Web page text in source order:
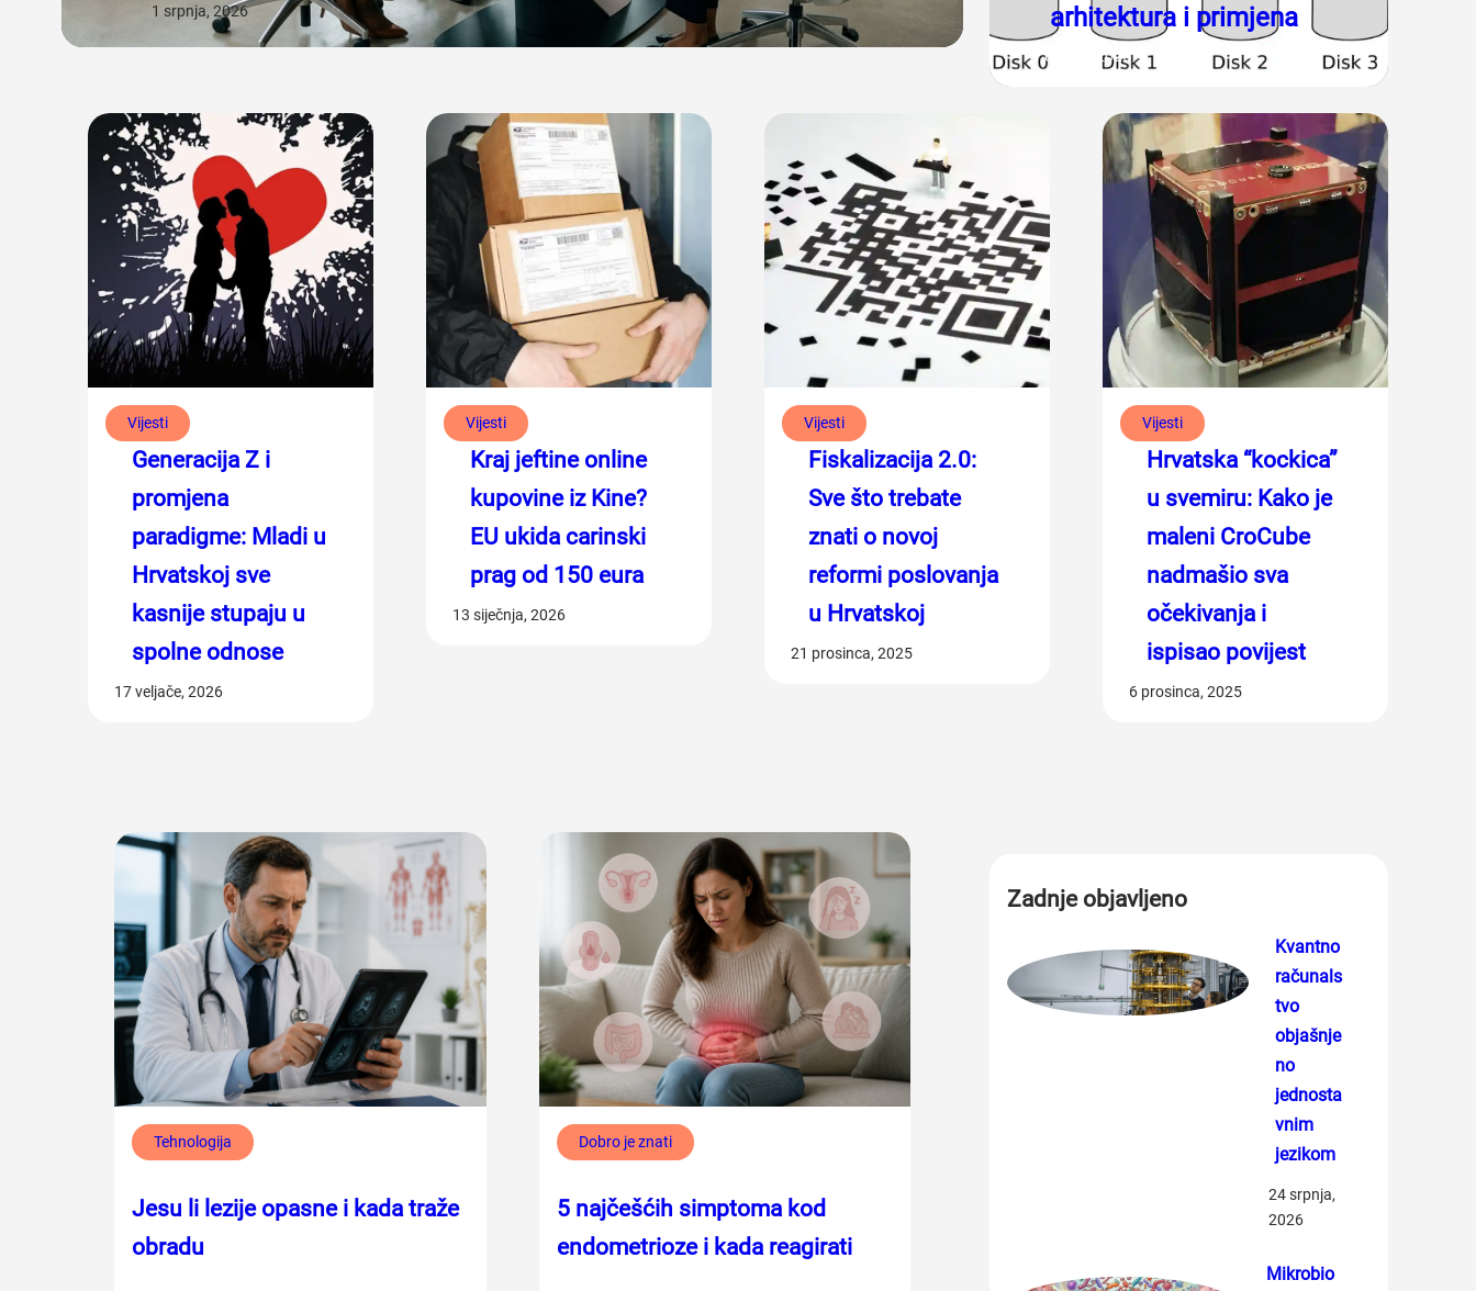
1 srpnja, 2026
arhitektura i primjena
1 ožujka, 2026
Vijesti
Generacija Z i
promjena
paradigme: Mladi u
Hrvatskoj sve
kasnije stupaju u
spolne odnose
17 veljače, 2026
Vijesti
Kraj jeftine online
kupovine iz Kine?
EU ukida carinski
prag od 150 eura
13 siječnja, 2026
Vijesti
Fiskalizacija 2.0:
Sve što trebate
znati o novoj
reformi poslovanja
u Hrvatskoj
21 prosinca, 2025
Vijesti
Hrvatska “kockica”
u svemiru: Kako je
maleni CroCube
nadmašio sva
očekivanja i
ispisao povijest
6 prosinca, 2025
Tehnologija
Jesu li lezije opasne i kada traže
obradu
Dobro je znati
5 najčešćih simptoma kod
endometrioze i kada reagirati
Zadnje objavljeno
Kvantno
računals
tvo
objašnje
no
jednosta
vnim
jezikom
24 srpnja,
2026
Mikrobio